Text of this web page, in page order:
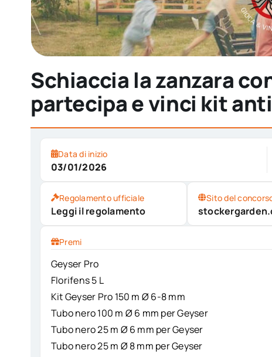
Schiaccia la zanzara
partecipa e vinci kit
Data di inizio
03/01/2026
Regolamento ufficiale
Leggi il regolamento
Sito del
Premi
Geyser Pro
Florifens 5 L
Kit Geyser Pro 150 m Ø 6-8 mm
Tubo nero 100 m Ø 6 mm per Geyser
Tubo nero 25 m Ø 6 mm per Geyser
Tubo nero 25 m Ø 8 mm per Geyser